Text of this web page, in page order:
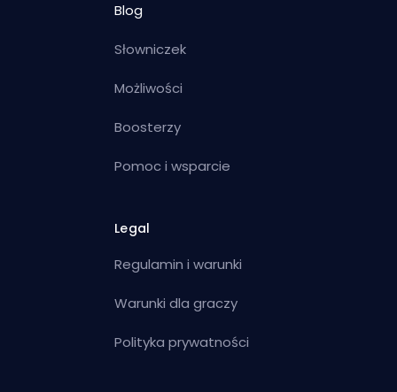
Blog
Słowniczek
Możliwości
Boosterzy
Pomoc i wsparcie
Legal
Regulamin i warunki
Warunki dla graczy
Polityka prywatności